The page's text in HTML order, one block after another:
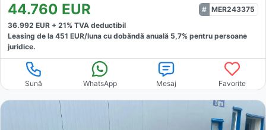
44.760 EUR
MER243375
36.992 EUR + 21% TVA deductibil
Leasing de la 451 EUR/luna cu dobăndă anuală 5,7% pentru persoane
juridice.
Sună WhatsApp Mesaj Favorite